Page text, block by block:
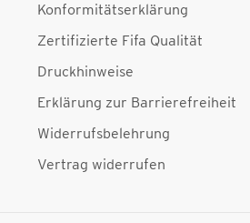
Konformitätserklärung
Zertifizierte Fifa Qualität
Druckhinweise
Erklärung zur Barrierefreiheit
Widerrufsbelehrung
Vertrag widerrufen